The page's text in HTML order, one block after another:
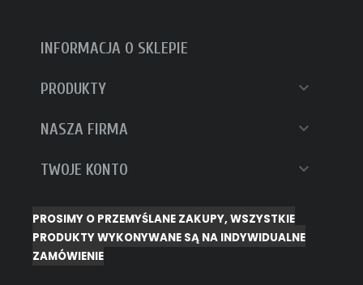
INFORMACJA O SKLEPIE
PRODUKTY 
NASZA FIRMA 
TWOJE KONTO 
PROSIMY O PRZEMYŚLANE ZAKUPY, WSZYSTKIE
PRODUKTY WYKONYWANE SĄ NA INDYWIDUALNE
ZAMÓWIENIE